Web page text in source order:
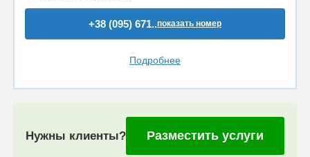
+38 (095) 671..показать номер
Подробнее
Нужны клиенты? Разместить услуги